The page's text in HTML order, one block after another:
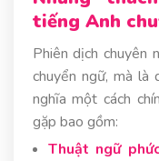
tiếng Anh
Phiên dịch chuyên
chuyển ngữ, mà là
nghĩa một cách
gặp bao gồm:
Thuật ngữ